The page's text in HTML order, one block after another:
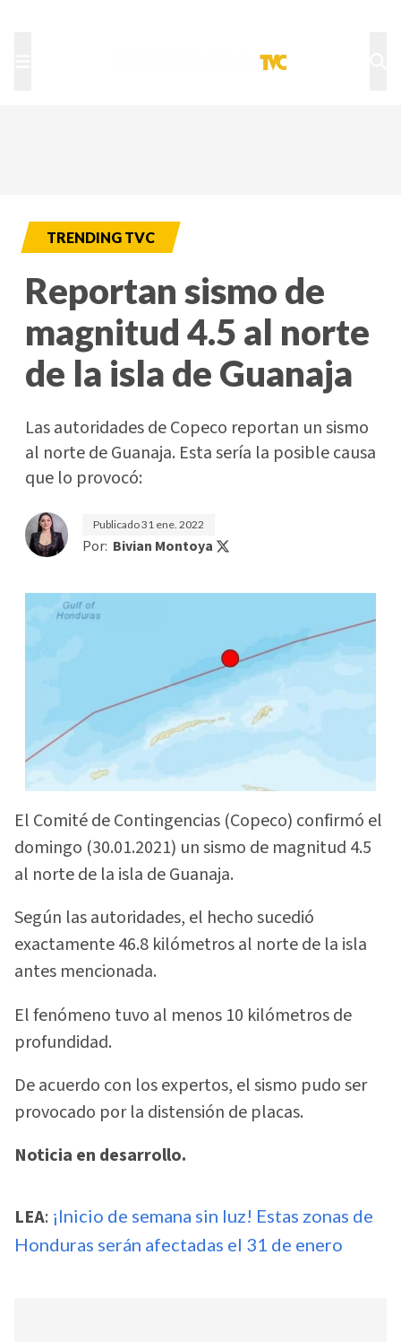
TRENDING TVC
Reportan sismo de
magnitud 4.5 al norte
de la isla de Guanaja
Las autoridades de Copeco reportan un sismo
al norte de Guanaja. Esta sería la posible causa
que lo provocó:
Publicado31 ene. 2022
Por: Bivian Montoya
El Comité de Contingencias (Copeco) confirmó el
domingo (30.01.2021) un sismo de magnitud 4.5
al norte de la isla de Guanaja.
Según las autoridades, el hecho sucedió
exactamente 46.8 kilómetros al norte de la isla
antes mencionada.
El fenómeno tuvo al menos 10 kilómetros de
profundidad.
De acuerdo con los expertos, el sismo pudo ser
provocado por la distensión de placas.
Noticia en desarrollo.
LEA: ¡Inicio de semana sin luz! Estas zonas de
Honduras serán afectadas el 31 de enero